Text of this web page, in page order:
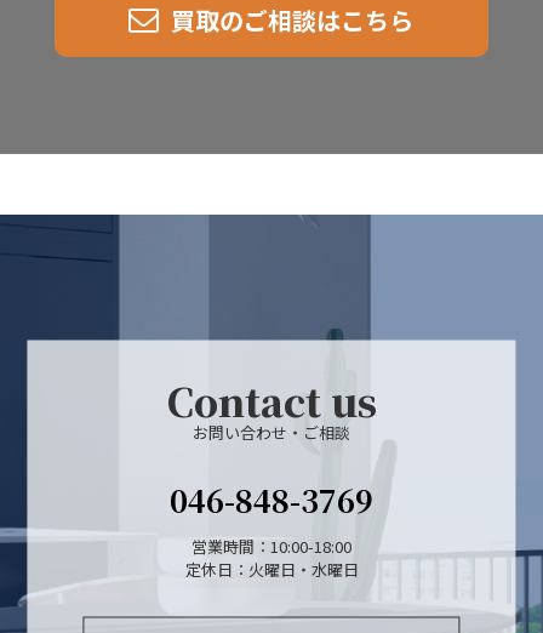
買取のご相談はこちら
Contact us
お問い合わせ・ご相談
046-848-3769
営業時間：10:00-18:00
定休日：火曜日・水曜日